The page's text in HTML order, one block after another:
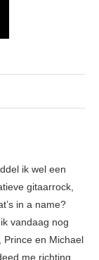
ik wel een
gitaarrock,
in a name?
vandaag nog
Prince en Michael
me richting